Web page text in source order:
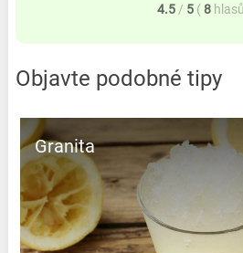
4.5 / 5 (8 hlasů
Objavte podobné tipy
Granita